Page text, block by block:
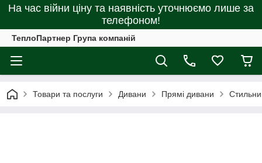
На час війни ціну та наявність уточнюємо лише за
телефоном!
ТеплоПартнер Група компаній
Товари та послуги Дивани Прямі дивани